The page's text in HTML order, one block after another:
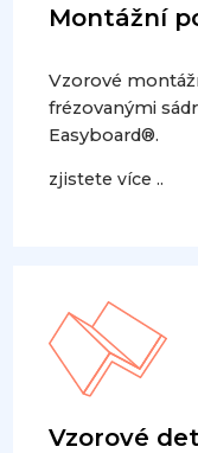
Montážní
Vzorové
frézovanými
Easyboard®.
zjistete více ..
Vzorové